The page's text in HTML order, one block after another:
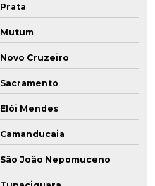
Prata
Mutum
Novo Cruzeiro
Sacramento
Elói Mendes
Camanducaia
São João Nepomuceno